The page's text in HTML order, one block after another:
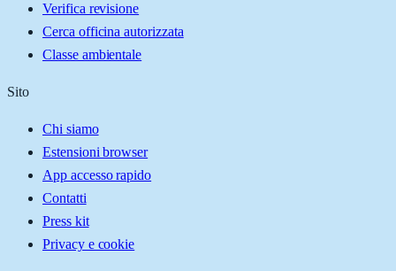
Verifica revisione
Cerca officina autorizzata
Classe ambientale
Sito
Chi siamo
Estensioni browser
App accesso rapido
Contatti
Press kit
Privacy e cookie